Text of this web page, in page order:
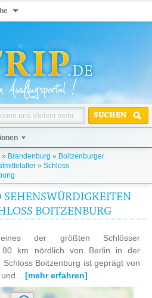
SUCHEN
» Brandenburg » Boitzenburger
» Schloss
SEHENSWÜRDIGKEITEN
BOITZENBURG
der größten Schlösser
80 km nördlich von Berlin in der
Boitzenburg ist geprägt von
[mehr erfahren]